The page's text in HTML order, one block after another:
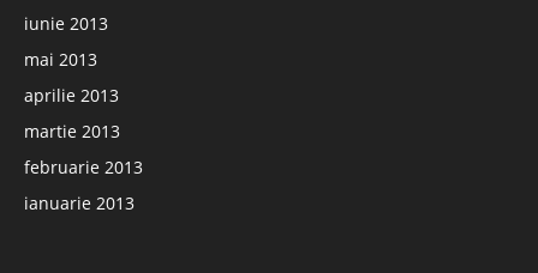
iunie 2013
mai 2013
aprilie 2013
martie 2013
februarie 2013
ianuarie 2013